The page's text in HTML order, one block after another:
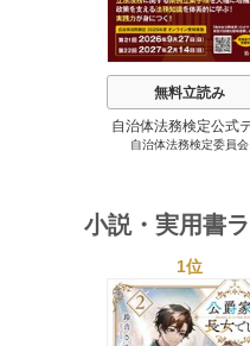
無料立読み
自治体法務検定公式
スト 政策法務編 ２
自治体法務検定委員会
小説・実用書
1位